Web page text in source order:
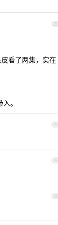
23
看了两集，实在
。
24
25
26